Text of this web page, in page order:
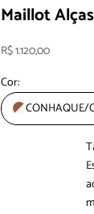
Maillot
Preço promocional
R$ 1.120,00
Cor:
CONHAQUE/